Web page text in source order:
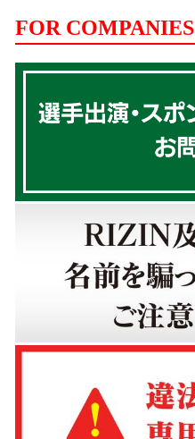
FOR COMPANIES